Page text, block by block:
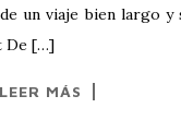
un viaje bien largo y
De […]
LEER MÁS